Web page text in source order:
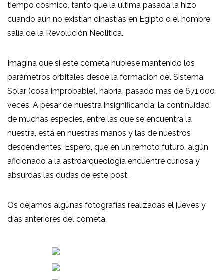
tiempo cósmico, tanto que la última pasada la hizo
cuando aún no existían dinastías en Egipto o el hombre
salía de la Revolución Neolitica.
Imagina que si este cometa hubiese mantenido los
parámetros orbitales desde la formación del Sistema
Solar (cosa improbable), habría pasado mas de 671.000
veces. A pesar de nuestra insignificancia, la continuidad
de muchas especies, entre las que se encuentra la
nuestra, está en nuestras manos y las de nuestros
descendientes. Espero, que en un remoto futuro, algún
aficionado a la astroarqueología encuentre curiosa y
absurdas las dudas de este post.
Os dejamos algunas fotografías realizadas el jueves y
días anteriores del cometa.